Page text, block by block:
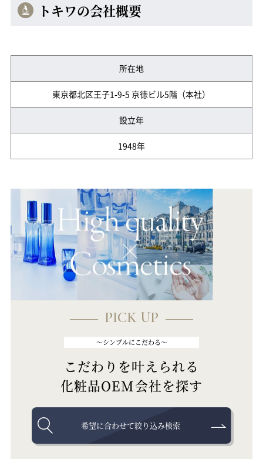
トキワの会社概要
所在地
東京都北区王子1-9-5 京徳ビル5階（本社）
設立年
1948年
PICK UP
～シンプルにこだわる～
こだわりを叶えられる
化粧品OEM会社を探す
希望に合わせて絞り込み検索